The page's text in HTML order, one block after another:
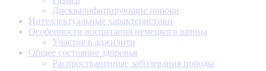
Дисквалифицирующие пороки
Интеллектуальные характеристики
Особенности воспитания немецкого шпица
Участие в аджилити
Общее состояние здоровья
Распространенные заболевания породы